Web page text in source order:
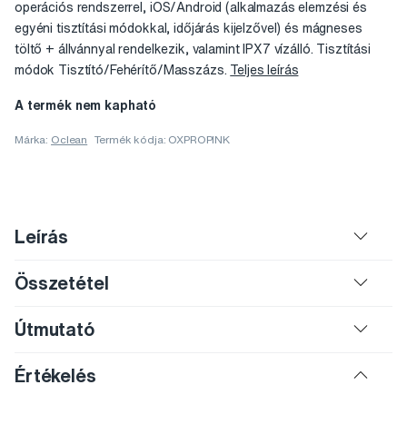
operációs rendszerrel, iOS/Android (alkalmazás elemzési és
egyéni tisztítási módokkal, időjárás kijelzővel) és mágneses
töltő + állvánnyal rendelkezik, valamint IPX7 vízálló. Tisztítási
módok Tisztító/Fehérítő/Masszázs. Teljes leírás
A termék nem kapható
Márka: Oclean Termék kódja: OXPROPINK
Leírás
Összetétel
Útmutató
Értékelés